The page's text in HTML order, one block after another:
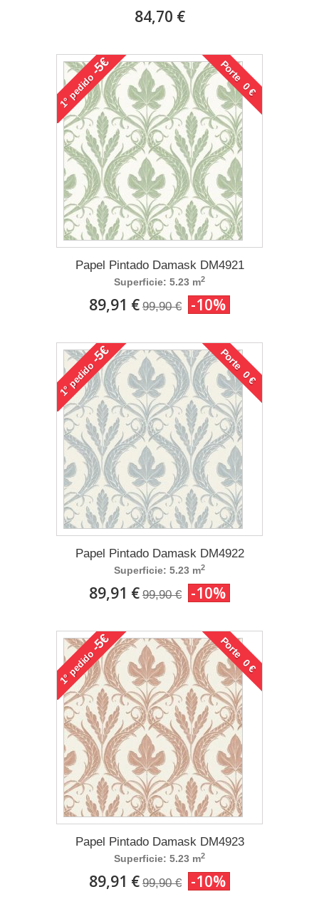
84,70 €
1°
pedido
-5€ Porte 0 €
Papel Pintado Damask DM4921
Superficie: 5.23 m2
89,91 € 99,90 € -10%
1°
pedido
-5€ Porte 0 €
Papel Pintado Damask DM4922
Superficie: 5.23 m2
89,91 € 99,90 € -10%
1°
pedido
-5€ Porte 0 €
Papel Pintado Damask DM4923
Superficie: 5.23 m2
89,91 € 99,90 € -10%